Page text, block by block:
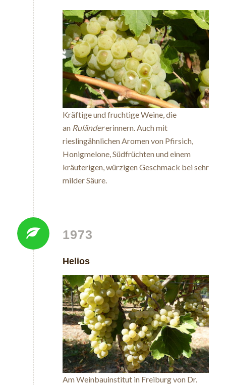
Kräftige und fruchtige Weine, die
an Ruländererinnern. Auch mit
rieslingähnlichen Aromen von Pfirsich,
Honigmelone, Südfrüchten und einem
kräuterigen, würzigen Geschmack bei sehr
milder Säure.
1973
Helios
Am Weinbauinstitut in Freiburg von Dr.